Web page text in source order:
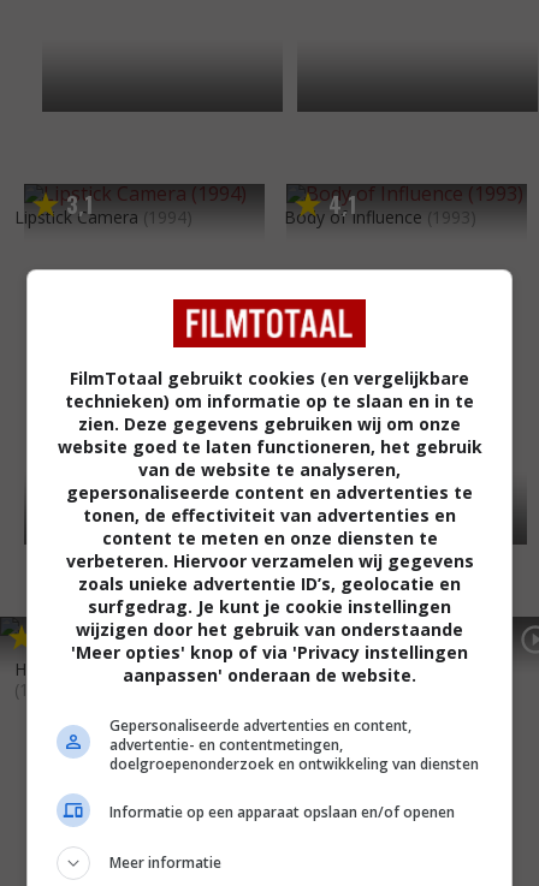
3,1
Lipstick Camera (1994) 4,1
Body of Influence (1993)
Hell Comes to Frogtown
(1988)
4,5
Red Sonja (1985)
FilmTotaal gebruikt cookies (en vergelijkbare
technieken) om informatie op te slaan en in te
zien. Deze gegevens gebruiken wij om onze
website goed te laten functioneren, het gebruik
van de website te analyseren,
gepersonaliseerde content en advertenties te
tonen, de effectiviteit van advertenties en
content te meten en onze diensten te
verbeteren. Hiervoor verzamelen wij gegevens
zoals unieke advertentie ID’s, geolocatie en
surfgedrag. Je kunt je cookie instellingen
wijzigen door het gebruik van onderstaande
'Meer opties' knop of via 'Privacy instellingen
aanpassen' onderaan de website.
Gepersonaliseerde advertenties en content,
advertentie- en contentmetingen,
doelgroepenonderzoek en ontwikkeling van diensten
Informatie op een apparaat opslaan en/of openen
Meer informatie